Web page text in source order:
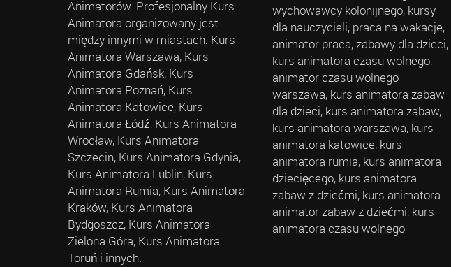
Animatorów. Profesjonalny Kurs
Animatora organizowany jest
między innymi w miastach: Kurs
Animatora Warszawa, Kurs
Animatora Gdańsk, Kurs
Animatora Poznań, Kurs
Animatora Katowice, Kurs
Animatora Łódź, Kurs Animatora
Wrocław, Kurs Animatora
Szczecin, Kurs Animatora Gdynia,
Kurs Animatora Lublin, Kurs
Animatora Rumia, Kurs Animatora
Kraków, Kurs Animatora
Bydgoszcz, Kurs Animatora
Zielona Góra, Kurs Animatora
Toruń i innych.
wychowawcy kolonijnego, kursy
dla nauczycieli, praca na wakacje,
animator praca, zabawy dla dzieci,
kurs animatora czasu wolnego,
animator czasu wolnego
warszawa, kurs animatora zabaw
dla dzieci, kurs animatora zabaw,
kurs animatora warszawa, kurs
animatora katowice, kurs
animatora rumia, kurs animatora
dziecięcego, kurs animatora
zabaw z dziećmi, kurs animatora
animator zabaw z dziećmi, kurs
animatora czasu wolnego